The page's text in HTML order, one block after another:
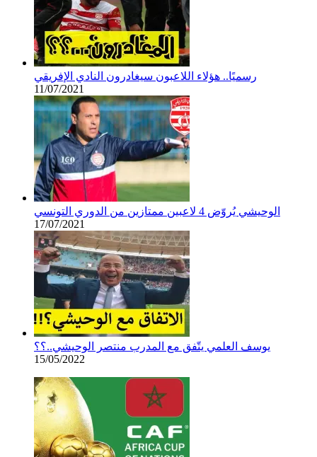
رسميًا.. هؤلاء اللاعبون سيغادرون النادي الإفريقي
11/07/2021
الوحيشي يُروّض 4 لاعبين ممتازين من الدوري التونسي
17/07/2021
يوسف العلمي يتّفق مع المدرب منتصر الوحيشي..؟؟
15/05/2022